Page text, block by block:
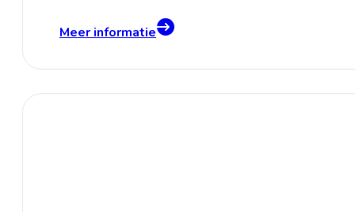
Meer informatie